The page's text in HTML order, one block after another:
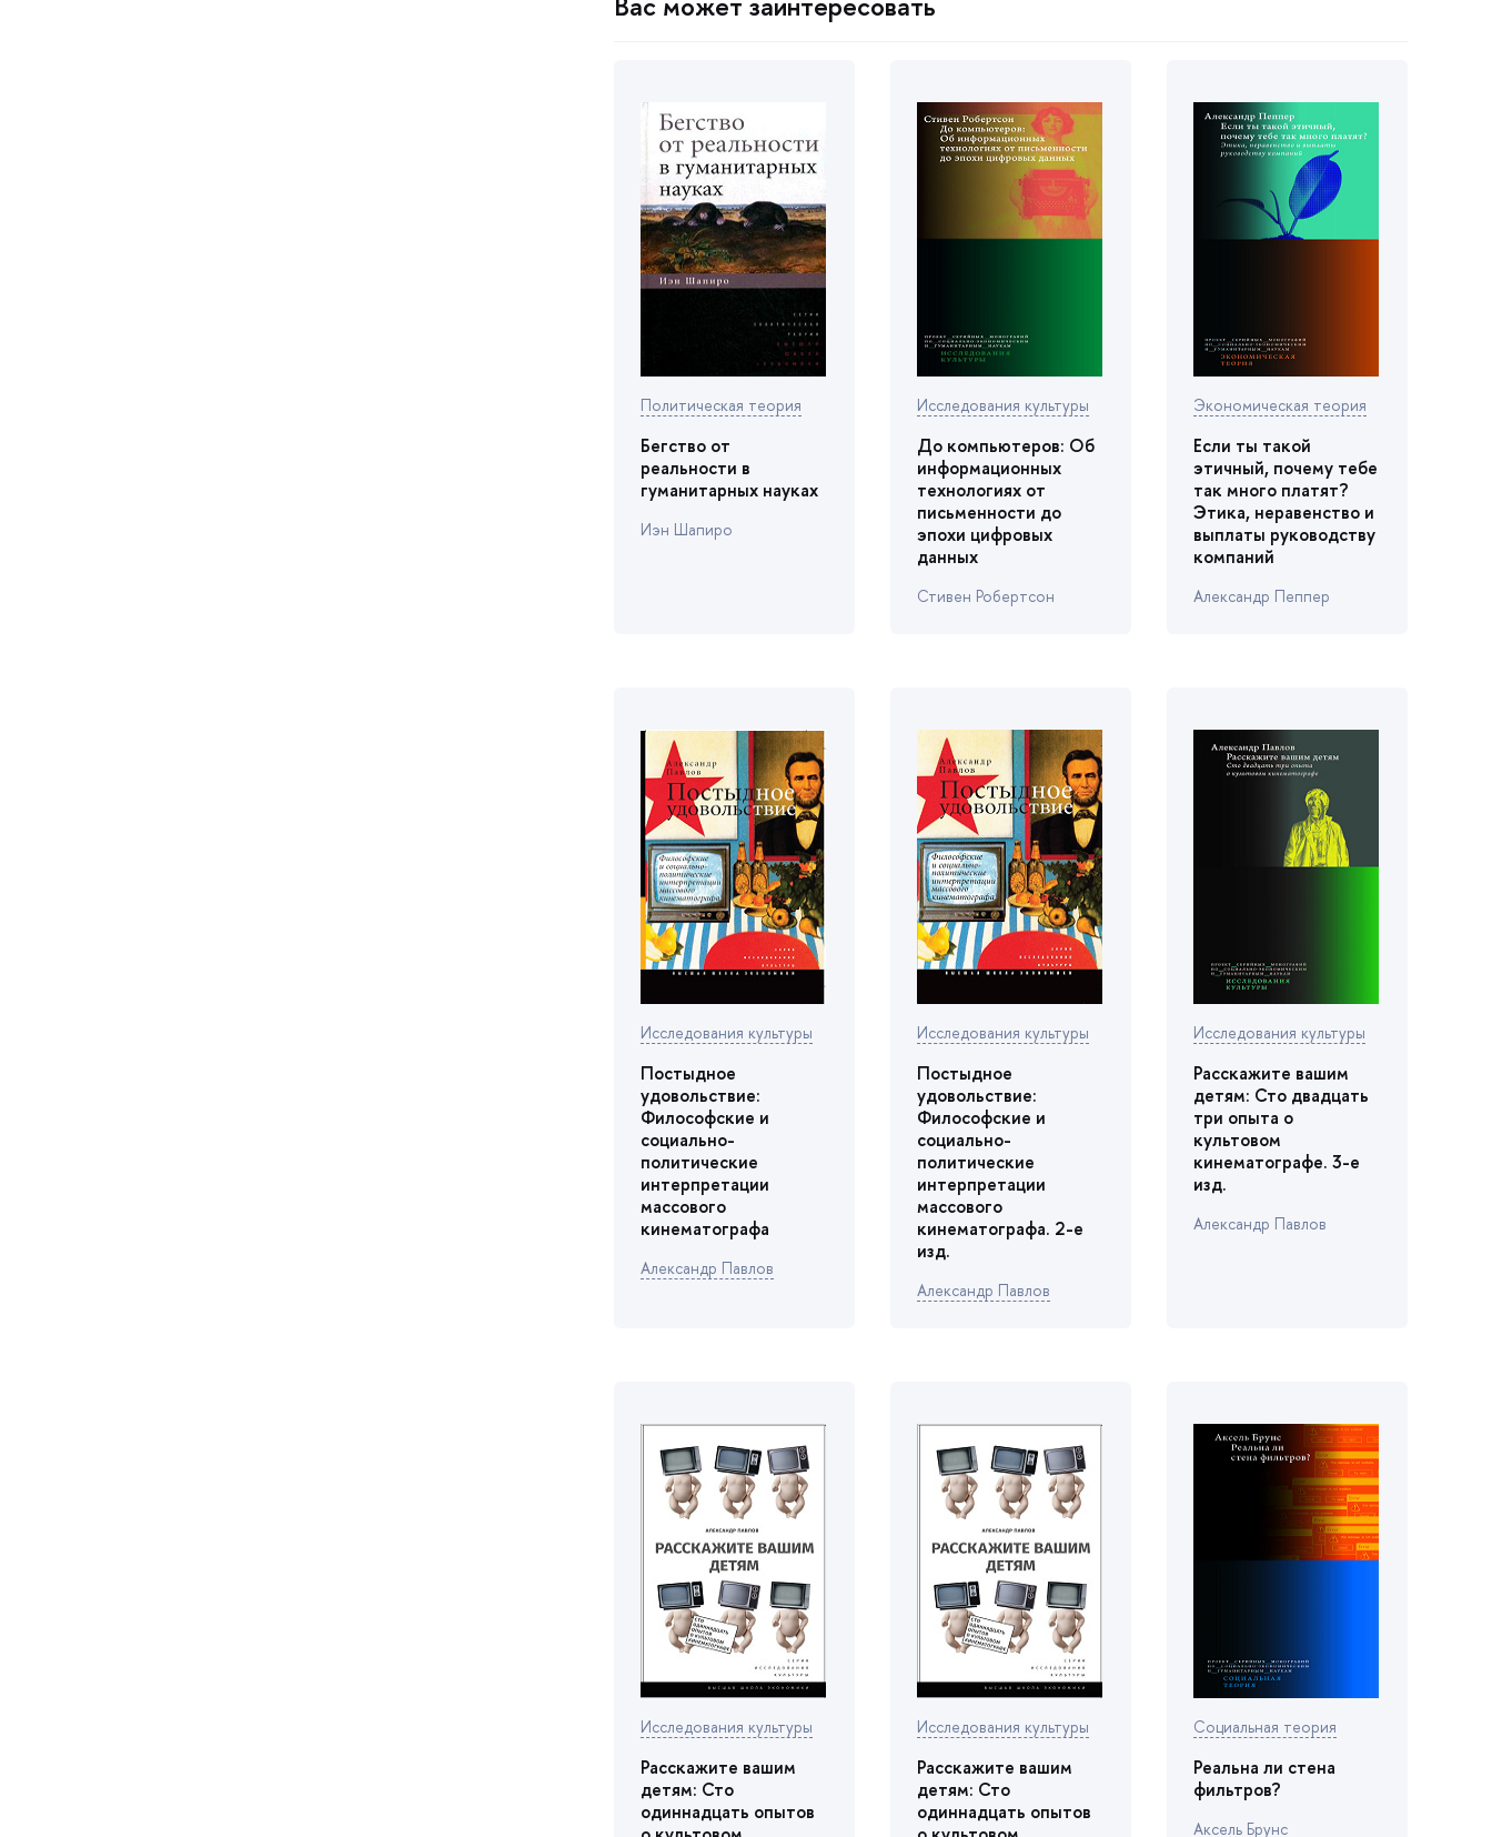
Политическая теория
Бегство от
реальности
уманитарных науках
Иэн Шапиро
Исследования культуры
До компьютеров: О
информационных
технологиях от
письменности до
эпохи цифровых
данных
Стивен Робертсон
Экономическая теория
Если ты такой
этичный, почему тебе
так много платят?
Этика, неравенство и
ыплаты руководству
компаний
Александр Пеппер
Исследования культуры
Постыдное
удовольствие:
Философские и
социально-
политические
интерпретации
массового
кинематографа
Александр Павло
Исследования культуры
Постыдное
удовольствие:
Философские и
социально-
политические
интерпретации
массового
кинематографа. 2-е
изд.
Александр Павло
Исследования культуры
Расскажите вашим
детям: Сто двадцать
три опыта о
культовом
кинематографе. 3-е
изд.
Александр Павло
Исследования культуры
Расскажите вашим
детям: Сто
одиннадцать опыто
Исследования культуры
Расскажите вашим
детям: Сто
одиннадцать опыто
Социальная теория
Реальна ли стена
фильтров?
Аксель Брунс